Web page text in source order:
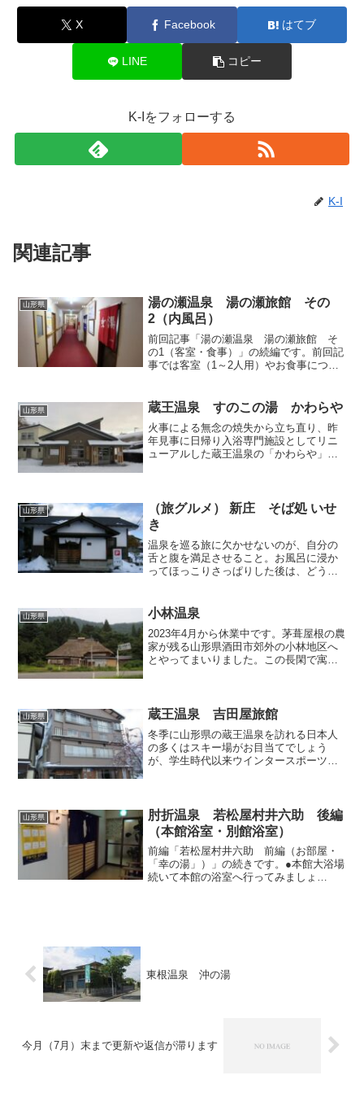
X Facebook はてブ
LINE コピー
K-Iをフォローする
K-I
関連記事
山形県
湯の瀬温泉 湯の瀬旅館 その
2（内風呂）
前回記事「湯の瀬温泉 湯の瀬旅館 そ
の1（客室・食事）」の続編です。前回記
事では客室（1～2人用）やお食事につい
す。でも、まだ焦ることなかれ。湯の瀬
温泉名物のプールのよ...
山形県 蔵王温泉 すのこの湯 かわらや
火事による無念の焼失から立ち直り、昨
年見事に日帰り入浴専門施設としてリニ
ューアルした蔵王温泉の「かわらや」さ
では、券売機と並んで「え...
山形県
（旅グルメ） 新庄 そば処 いせ
き
温泉を巡る旅に欠かせないのが、自分の
舌と腹を満足させること。お風呂に浸か
ってほっこりさっぱりした後は、どうし
を主旨としていますが、その旅程で足を
留めて舌鼓を打った美食の...
山形県 小林温泉
2023年4月から休業中です。茅葺屋根の農
家が残る山形県酒田市郊外の小林地区へ
とやってまいりました。この長閑で寓話
には鄙びきった集落...
山形県 蔵王温泉 吉田屋旅館
冬季に山形県の蔵王温泉を訪れる日本人
の多くはスキー場がお目当てでしょう
が、学生時代以来ウインタースポーツと
へ向かいましたが、今回は老...
山形県
肘折温泉 若松屋村井六助 後編
（本館浴室・別館浴室）
前編「若松屋村井六助 前編（お部屋・
「幸の湯」）」の続きです。●本館大浴場
続いて本館の浴室へ行ってみましょ
東根温泉 沖の湯
今月（7月）末まで更新や返信が滞ります